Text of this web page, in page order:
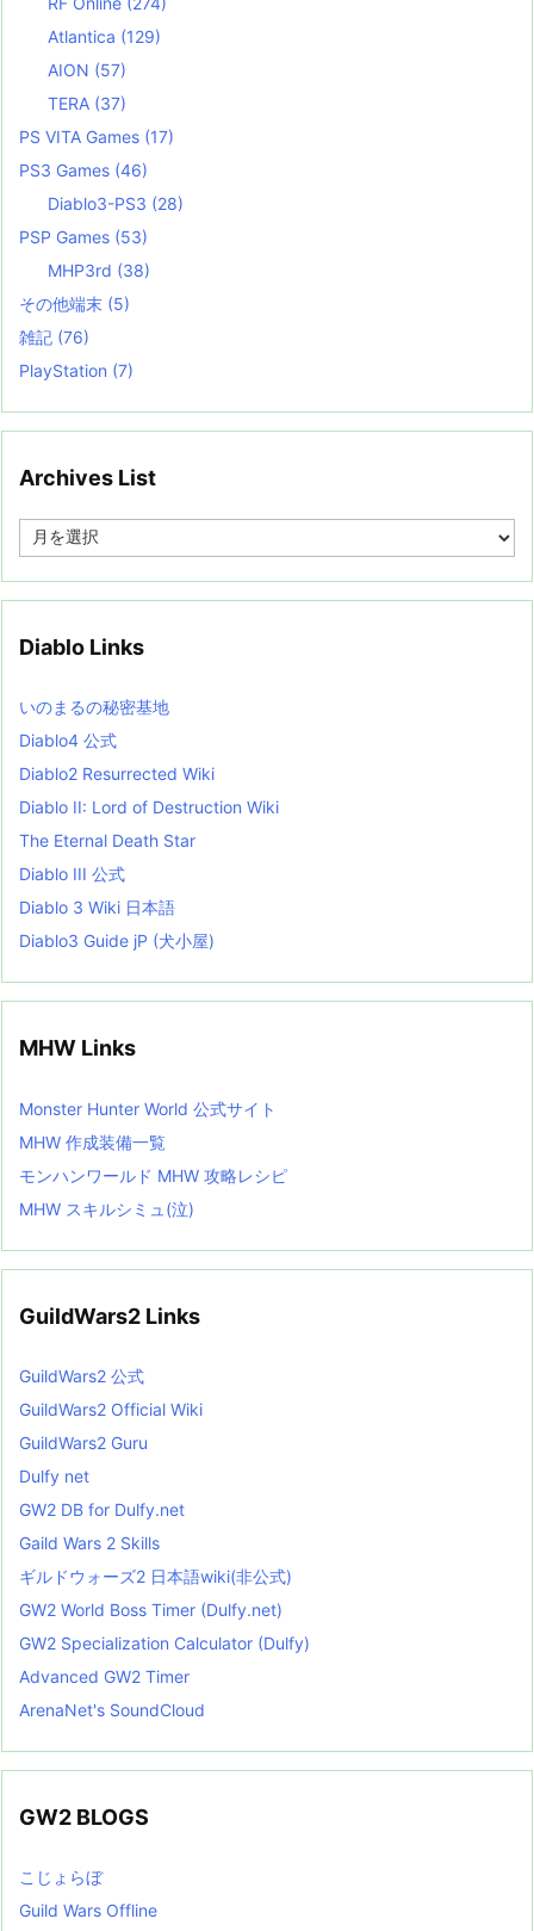
Atlantica (129)
AION (57)
TERA (37)
PS VITA Games (17)
PS3 Games (46)
Diablo3-PS3 (28)
PSP Games (53)
MHP3rd (38)
その他端末 (5)
雑記 (76)
PlayStation (7)
Archives List
e
i
s
t
Diablo Links
いのまるの秘密基地
Diablo4 公式
Diablo2 Resurrected Wiki
Diablo II: Lord of Destruction Wiki
The Eternal Death Star
Diablo III 公式
Diablo 3 Wiki 日本語
Diablo3 Guide jP (犬小屋)
MHW Links
Monster Hunter World 公式サイト
MHW 作成装備一覧
モンハンワールド MHW 攻略レシピ
MHW スキルシミュ(泣)
GuildWars2 Links
GuildWars2 公式
GuildWars2 Official Wiki
GuildWars2 Guru
Dulfy net
GW2 DB for Dulfy.net
Gaild Wars 2 Skills
ギルドウォーズ2 日本語wiki(非公式)
GW2 World Boss Timer (Dulfy.net)
GW2 Specialization Calculator (Dulfy)
Advanced GW2 Timer
ArenaNet's SoundCloud
GW2 BLOGS
こじょらぼ
Guild Wars Offline